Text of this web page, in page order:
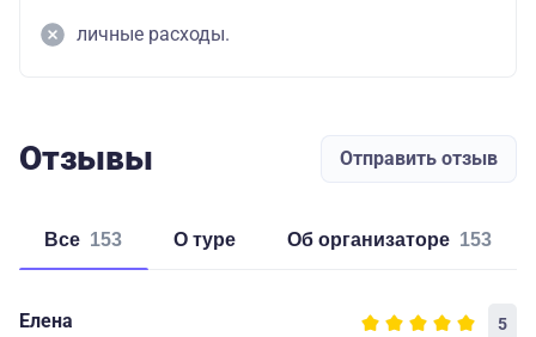
личные расходы.
Отзывы Отправить отзыв
Все 153 о туре об организаторе 153
Елена 5